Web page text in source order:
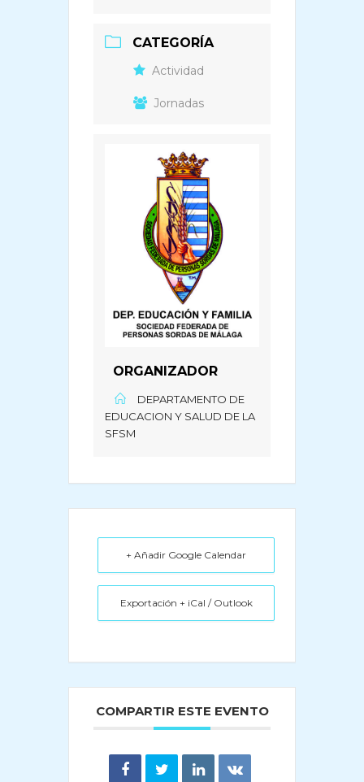
CATEGORÍA
Actividad
Jornadas
ORGANIZADOR
DEPARTAMENTO DE
EDUCACION Y SALUD DE LA
SFSM
+ Añadir Google Calendar
Exportación + iCal / Outlook
COMPARTIR ESTE EVENTO